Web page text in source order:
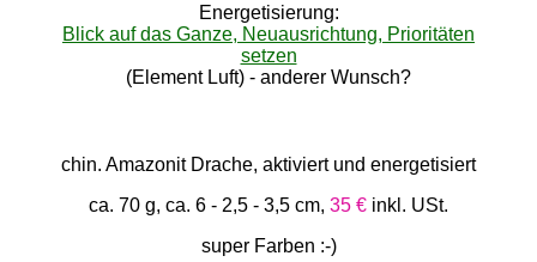
Energetisierung:
Blick auf das Ganze, Neuausrichtung, Prioritäten
setzen
(Element Luft) - anderer Wunsch?
chin. Amazonit Drache, aktiviert und energetisiert
ca. 70 g, ca. 6 - 2,5 - 3,5 cm, 35 € inkl. USt.
super Farben :-)